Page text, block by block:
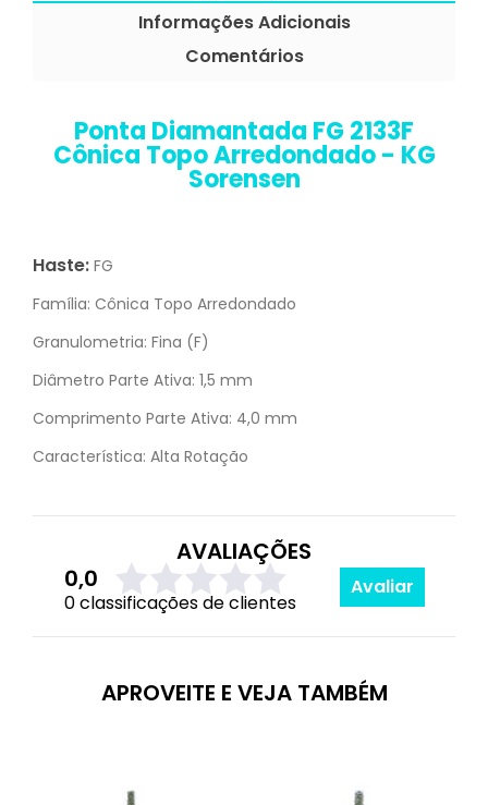
Informações Adicionais
Comentários
Ponta Diamantada FG 2133F
Cônica Topo Arredondado - KG
Sorensen
Haste: FG
Família: Cônica Topo Arredondado
Granulometria: Fina (F)
Diâmetro Parte Ativa: 1,5 mm
Comprimento Parte Ativa: 4,0 mm
Característica: Alta Rotação
AVALIAÇÕES
0,0
0 classificações de clientes
Avaliar
APROVEITE E VEJA TAMBÉM